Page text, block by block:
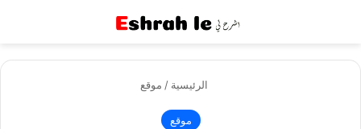
الرئيسية / موقع
موقع